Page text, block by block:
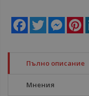
Facebook
Twitter
Пълно описание
Мнения